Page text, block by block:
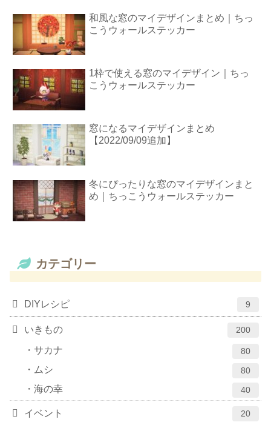
和風な窓のマイデザインまとめ｜ちっ
こうウォールステッカー
1枠で使える窓のマイデザイン｜ちっ
こうウォールステッカー
窓になるマイデザインまとめ
【2022/09/09追加】
冬にぴったりな窓のマイデザインまと
め｜ちっこうウォールステッカー
カテゴリー
DIYレシピ 9
いきもの 200
サカナ 80
ムシ 80
海の幸 40
イベント 20